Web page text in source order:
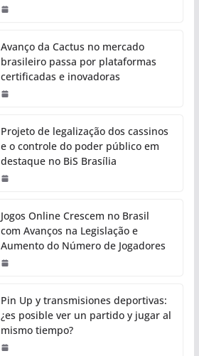
Avanço da Cactus no mercado
brasileiro passa por plataformas
certificadas e inovadoras
Projeto de legalização dos cassinos
e o controle do poder público em
destaque no BiS Brasília
Jogos Online Crescem no Brasil
com Avanços na Legislação e
Aumento do Número de Jogadores
Pin Up y transmisiones deportivas:
¿es posible ver un partido y jugar al
mismo tiempo?